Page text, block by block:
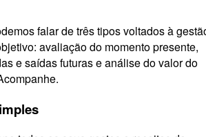
falar de três tipos voltados à
avaliação do momento presente,
e saídas futuras e análise do valor do